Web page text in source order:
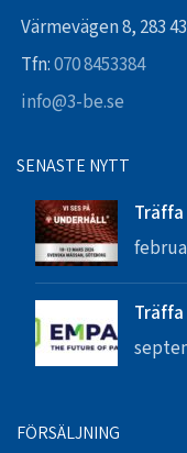
Värmevägen 8, 283
Tfn:070 8453384
info@3-be.se
SENASTE NYTT
Träffa
Träffa
FÖRSÄLJNING